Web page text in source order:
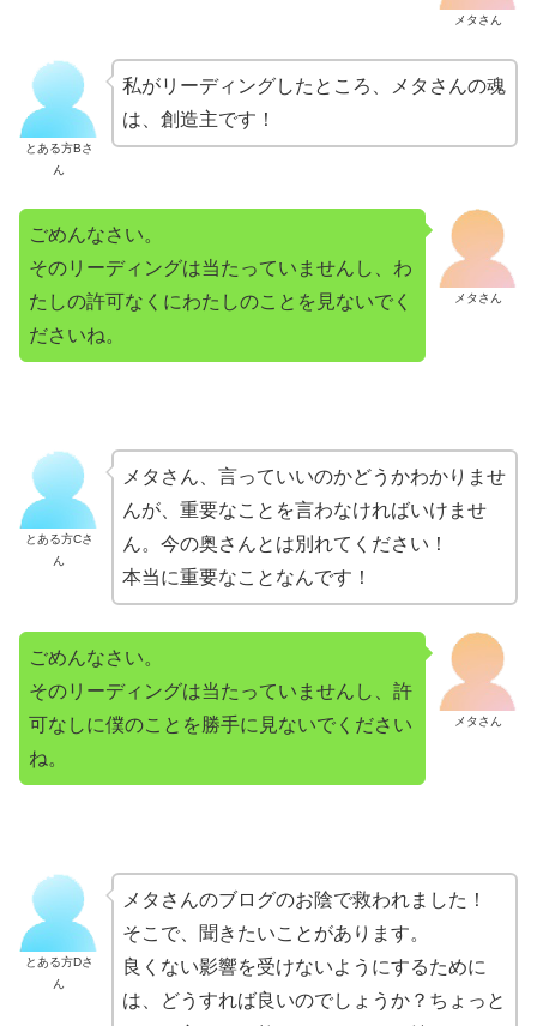
メタさん
とある方Bさ
ん
私がリーディングしたところ、メタさんの魂
は、創造主です！
メタさん
ごめんなさい。
そのリーディングは当たっていませんし、わ
たしの許可なくにわたしのことを見ないでく
ださいね。
とある方Cさ
ん
メタさん、言っていいのかどうかわかりませ
んが、重要なことを言わなければいけませ
ん。今の奥さんとは別れてください！
本当に重要なことなんです！
メタさん
ごめんなさい。
そのリーディングは当たっていませんし、許
可なしに僕のことを勝手に見ないでください
ね。
とある方Dさ
ん
メタさんのブログのお陰で救われました！
そこで、聞きたいことがあります。
良くない影響を受けないようにするために
は、どうすれば良いのでしょうか？ちょっと